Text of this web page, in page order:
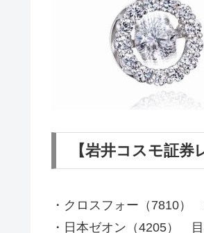
【岩井コスモ証券
・クロスフォー（7810
・日本ゼオン（4205）